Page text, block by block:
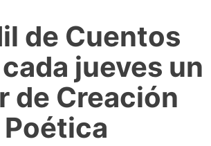
de Cuentos
jueves un
de Creación
Poética